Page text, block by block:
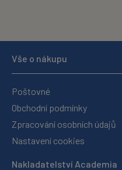
Vše o nákupu
Poštovné
Obchodní podmínky
Zpracování osobních údajů
Nastavení cookies
Nakladatelství Academia